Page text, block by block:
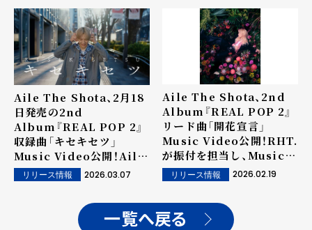
Aile The Shota、2月18
日発売の2nd
Album『REAL POP 2』
収録曲「キセキセツ」
Music Video公開！Aile
The Shotaとの関係が深
いアーティスト、ダンサー
陣がサプライズ出演！
リリース情報 2026.03.07
Aile The Shota、2nd
Album『REAL POP 2』
リード曲「開花宣言」
Music Video公開！RHT.
が振付を担当し、Music
Videoにも出演！
リリース情報 2026.02.19
一覧へ戻る